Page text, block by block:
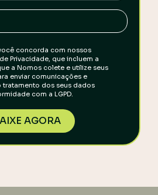
concorda com nossos
Privacidade, que incluem a
a Nomos colete e utilize seus
enviar comunicações e
tratamento dos seus dados
com a LGPD.
AGORA